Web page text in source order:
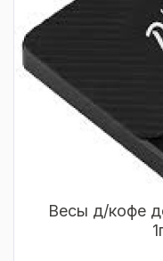
Весы д/кофе